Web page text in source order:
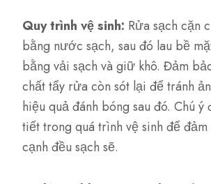
Quy trình vệ sinh: Rửa sạch cặn
bằng nước sạch, sau đó lau bề
bằng vải sạch và giữ khô. Đảm
chất tẩy rửa còn sót lại để tránh
hiệu quả đánh bóng sau đó. Chú ý
tiết trong quá trình vệ sinh để
cạnh đều sạch sẽ.